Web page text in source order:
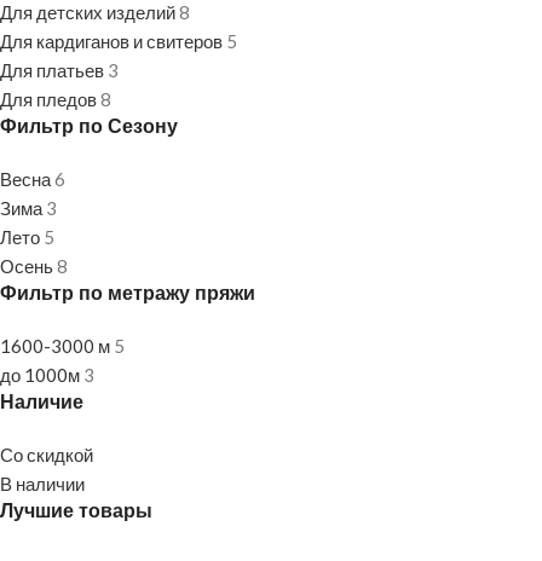
Для детских изделий8
Для кардиганов и свитеров 5
Для платьев 3
Для пледов8
Фильтр по Сезону
Весна6
Зима 3
Лето 5
Осень8
Фильтр по метражу пряжи
1600-3000 м 5
до 1000м 3
Наличие
Со скидкой
В наличии
Лучшие товары